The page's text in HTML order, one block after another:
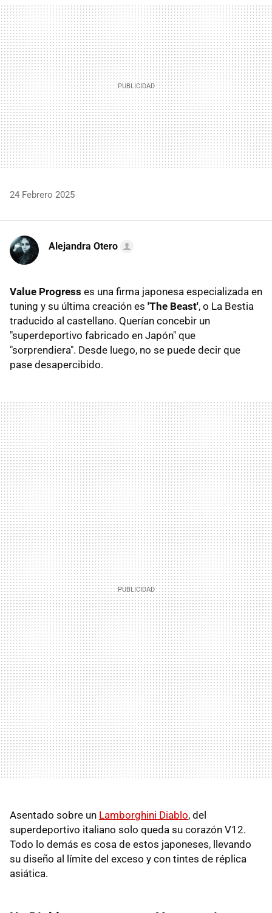
MAIL
24 Febrero 2025
Alejandra Otero
Value Progress es una firma japonesa especializada en
tuning y su última creación es 'The Beast', o La Bestia
traducido al castellano. Querían concebir un
"superdeportivo fabricado en Japón" que
"sorprendiera". Desde luego, no se puede decir que
pase desapercibido.
Asentado sobre un Lamborghini Diablo, del
superdeportivo italiano solo queda su corazón V12.
Todo lo demás es cosa de estos japoneses, llevando
su diseño al límite del exceso y con tintes de réplica
asiática.